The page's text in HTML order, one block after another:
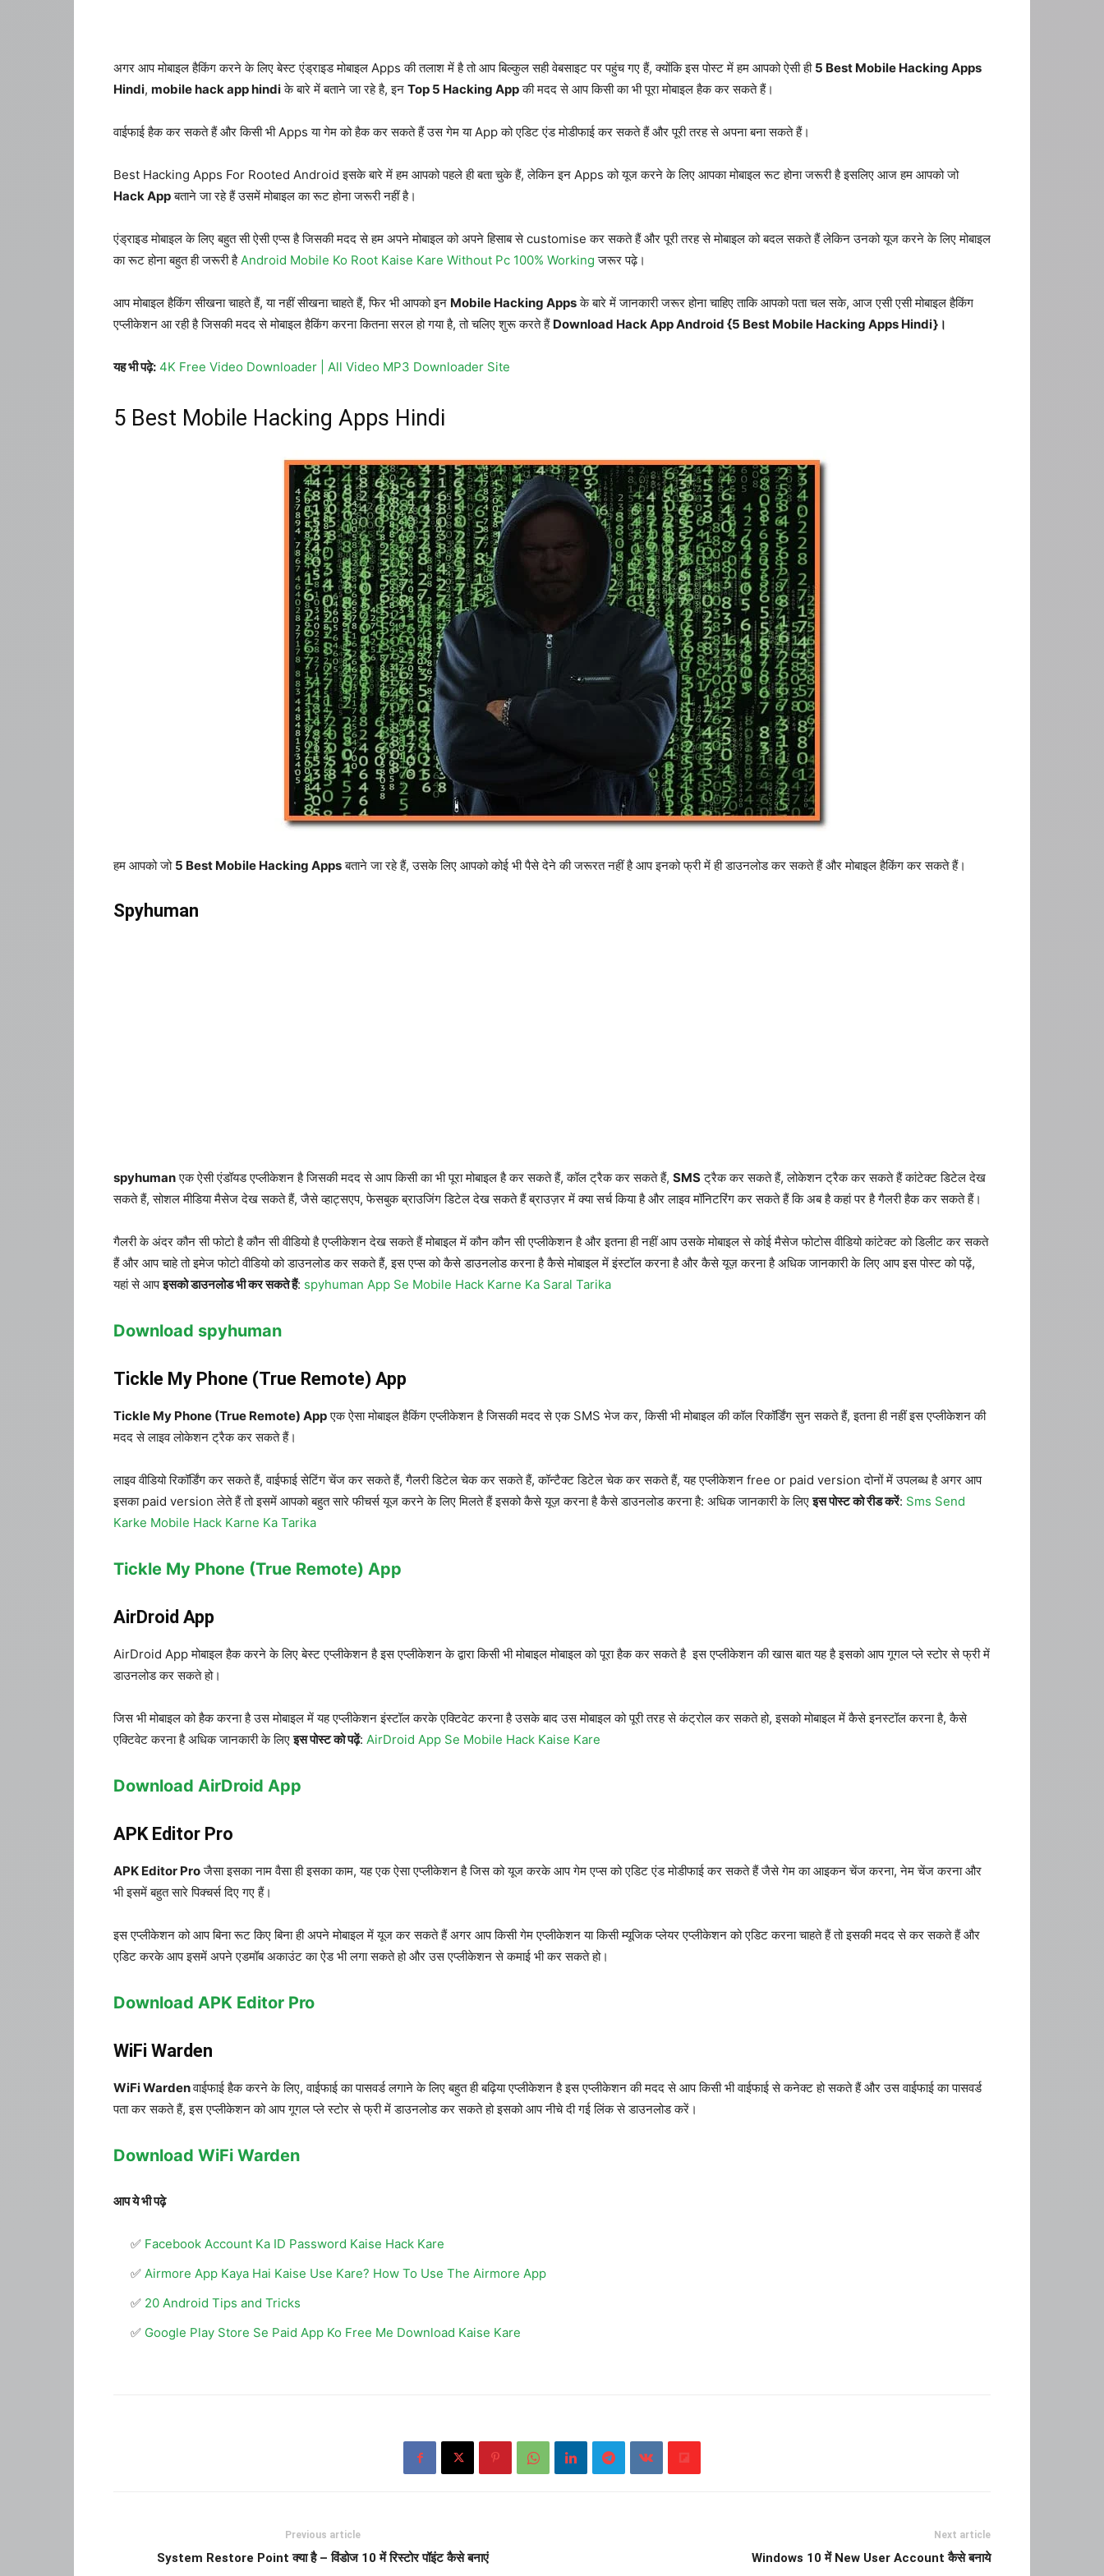
अगर आप मोबाइल हैकिंग करने के लिए बेस्ट एंड्राइड मोबाइल Apps की तलाश में है तो आप बिल्कुल सही वेबसाइट पर पहुंच गए हैं, क्योंकि इस पोस्ट में हम आपको ऐसी ही 5 Best Mobile Hacking Apps
Hindi, mobile hack app hindiके बारे में बताने जा रहे है, इन Top 5 Hacking Appकी मदद से आप किसी का भी पूरा मोबाइल हैक कर सकते हैं।
वाईफाई हैक कर सकते हैं और किसी भी Apps या गेम को हैक कर सकते हैं उस गेम या App को एडिट एंड मोडीफाई कर सकते हैं और पूरी तरह से अपना बना सकते हैं।
Best Hacking Apps For Rooted Android इसके बारे में हम आपको पहले ही बता चुके हैं, लेकिन इन Apps को यूज करने के लिए आपका मोबाइल रूट होना जरूरी है इसलिए आज हम आपको जो
Hack Appबताने जा रहे हैं उसमें मोबाइल का रूट होना जरूरी नहीं है।
एंड्राइड मोबाइल के लिए बहुत सी ऐसी एप्स है जिसकी मदद से हम अपने मोबाइल को अपने हिसाब से customise कर सकते हैं और पूरी तरह से मोबाइल को बदल सकते हैं लेकिन उनको यूज करने के लिए मोबाइल
का रूट होना बहुत ही जरूरी हैAndroid Mobile Ko Root Kaise Kare Without Pc 100% Working जरूर पढ़े।
आप मोबाइल हैकिंग सीखना चाहते हैं, या नहीं सीखना चाहते हैं, फिर भी आपको इन Mobile Hacking Appsके बारे में जानकारी जरूर होना चाहिए ताकि आपको पता चल सके, आज एसी एसी मोबाइल हैकिंग
एप्लीकेशन आ रही है जिसकी मदद से मोबाइल हैकिंग करना कितना सरल हो गया है, तो चलिए शुरू करते हैं Download Hack App Android {5 Best Mobile Hacking Apps Hindi}।
यह भी पढ़े: 4K Free Video Downloader | All Video MP3 Downloader Site
5 Best Mobile Hacking Apps Hindi
हम आपको जो 5 Best Mobile Hacking Appsबताने जा रहे हैं, उसके लिए आपको कोई भी पैसे देने की जरूरत नहीं है आप इनको फ्री में ही डाउनलोड कर सकते हैं और मोबाइल हैकिंग कर सकते हैं।
Spyhuman
spyhumanएक ऐसी एंडॉयड एप्लीकेशन है जिसकी मदद से आप किसी का भी पूरा मोबाइल है कर सकते हैं, कॉल ट्रैक कर सकते हैं, SMSट्रैक कर सकते हैं, लोकेशन ट्रैक कर सकते हैं कांटेक्ट डिटेल देख
सकते हैं, सोशल मीडिया मैसेज देख सकते हैं, जैसे व्हाट्सएप, फेसबुक ब्राउजिंग डिटेल देख सकते हैं ब्राउज़र में क्या सर्च किया है और लाइव मॉनिटरिंग कर सकते हैं कि अब है कहां पर है गैलरी हैक कर सकते हैं।
गैलरी के अंदर कौन सी फोटो है कौन सी वीडियो है एप्लीकेशन देख सकते हैं मोबाइल में कौन कौन सी एप्लीकेशन है और इतना ही नहीं आप उसके मोबाइल से कोई मैसेज फोटोस वीडियो कांटेक्ट को डिलीट कर सकते
हैं और आप चाहे तो इमेज फोटो वीडियो को डाउनलोड कर सकते हैं, इस एप्स को कैसे डाउनलोड करना है कैसे मोबाइल में इंस्टॉल करना है और कैसे यूज़ करना है अधिक जानकारी के लिए आप इस पोस्ट को पढ़ें,
यहां से आपइसको डाउनलोड भी कर सकते हैं: spyhuman App Se Mobile Hack Karne Ka Saral Tarika
Download spyhuman
Tickle My Phone (True Remote) App
Tickle My Phone (True Remote) Appएक ऐसा मोबाइल हैकिंग एप्लीकेशन है जिसकी मदद से एक SMS भेज कर, किसी भी मोबाइल की कॉल रिकॉर्डिंग सुन सकते हैं, इतना ही नहीं इस एप्लीकेशन की
मदद से लाइव लोकेशन ट्रैक कर सकते हैं।
लाइव वीडियो रिकॉर्डिंग कर सकते हैं, वाईफाई सेटिंग चेंज कर सकते हैं, गैलरी डिटेल चेक कर सकते हैं, कॉन्टैक्ट डिटेल चेक कर सकते हैं, यह एप्लीकेशन free or paid version दोनों में उपलब्ध है अगर आप
इसका paid version लेते हैं तो इसमें आपको बहुत सारे फीचर्स यूज करने के लिए मिलते हैं इसको कैसे यूज़ करना है कैसे डाउनलोड करना है: अधिक जानकारी के लिएइस पोस्ट को रीड करें: Sms Send
Karke Mobile Hack Karne Ka Tarika
Tickle My Phone (True Remote) App
AirDroid App
AirDroid App मोबाइल हैक करने के लिए बेस्ट एप्लीकेशन है इस एप्लीकेशन के द्वारा किसी भी मोबाइल मोबाइल को पूरा हैक कर सकते है इस एप्लीकेशन की खास बात यह है इसको आप गूगल प्ले स्टोर से फ्री में
डाउनलोड कर सकते हो।
जिस भी मोबाइल को हैक करना है उस मोबाइल में यह एप्लीकेशन इंस्टॉल करके एक्टिवेट करना है उसके बाद उस मोबाइल को पूरी तरह से कंट्रोल कर सकते हो, इसको मोबाइल में कैसे इनस्टॉल करना है, कैसे
एक्टिवेट करना है अधिक जानकारी के लिएइस पोस्ट को पढ़ें: AirDroid App Se Mobile Hack Kaise Kare
Download AirDroid App
APK Editor Pro
APK Editor Proजैसा इसका नाम वैसा ही इसका काम, यह एक ऐसा एप्लीकेशन है जिस को यूज करके आप गेम एप्स को एडिट एंड मोडीफाई कर सकते हैं जैसे गेम का आइकन चेंज करना, नेम चेंज करना और
भी इसमें बहुत सारे पिक्चर्स दिए गए हैं।
इस एप्लीकेशन को आप बिना रूट किए बिना ही अपने मोबाइल में यूज कर सकते हैं अगर आप किसी गेम एप्लीकेशन या किसी म्यूजिक प्लेयर एप्लीकेशन को एडिट करना चाहते हैं तो इसकी मदद से कर सकते हैं और
एडिट करके आप इसमें अपने एडमॉब अकाउंट का ऐड भी लगा सकते हो और उस एप्लीकेशन से कमाई भी कर सकते हो।
Download APK Editor Pro
WiFi Warden
WiFi Wardenवाईफाई हैक करने के लिए, वाईफाई का पासवर्ड लगाने के लिए बहुत ही बढ़िया एप्लीकेशन है इस एप्लीकेशन की मदद से आप किसी भी वाईफाई से कनेक्ट हो सकते हैं और उस वाईफाई का पासवर्ड
पता कर सकते हैं, इस एप्लीकेशन को आप गूगल प्ले स्टोर से फ्री में डाउनलोड कर सकते हो इसको आप नीचे दी गई लिंक से डाउनलोड करें।
Download WiFi Warden
आप ये भी पढ़े
Facebook Account Ka ID Password Kaise Hack Kare
Airmore App Kaya Hai Kaise Use Kare? How To Use The Airmore App
20 Android Tips and Tricks
Google Play Store Se Paid App Ko Free Me Download Kaise Kare
Previous article
System Restore Point क्या है – विंडोज 10 में रिस्टोर पॉइंट कैसे बनाएं
Next article
Windows 10 में New User Account कैसे बनाये